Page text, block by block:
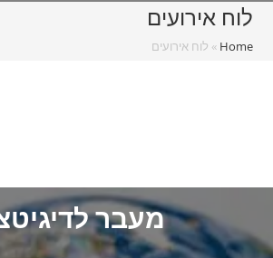
לוח אירועים
Home
» לוח אירועים
מעבר